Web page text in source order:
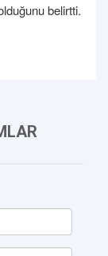
belirtti.